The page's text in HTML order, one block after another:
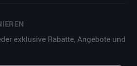
exklusive Rabatte, Angebote und